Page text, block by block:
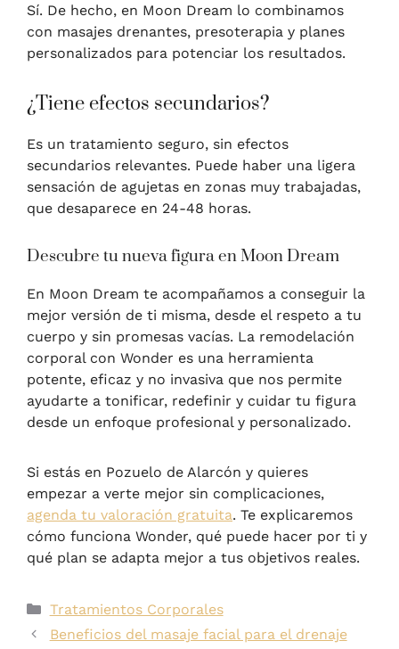
Sí. De hecho, en Moon Dream lo combinamos
con masajes drenantes, presoterapia y planes
personalizados para potenciar los resultados.
¿Tiene efectos secundarios?
Es un tratamiento seguro, sin efectos
secundarios relevantes. Puede haber una ligera
sensación de agujetas en zonas muy trabajadas,
que desaparece en 24-48 horas.
Descubre tu nueva figura en Moon Dream
En Moon Dream te acompañamos a conseguir la
mejor versión de ti misma, desde el respeto a tu
cuerpo y sin promesas vacías. La remodelación
corporal con Wonder es una herramienta
potente, eficaz y no invasiva que nos permite
ayudarte a tonificar, redefinir y cuidar tu figura
desde un enfoque profesional y personalizado.
Si estás en Pozuelo de Alarcón y quieres
empezar a verte mejor sin complicaciones,
agenda tu valoración gratuita. Te explicaremos
cómo funciona Wonder, qué puede hacer por ti y
qué plan se adapta mejor a tus objetivos reales.
Tratamientos Corporales
Beneficios del masaje facial para el drenaje